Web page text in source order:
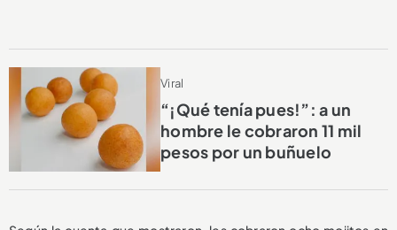
Viral
“¡Qué tenía pues!”: a un
hombre le cobraron 11 mil
pesos por un buñuelo